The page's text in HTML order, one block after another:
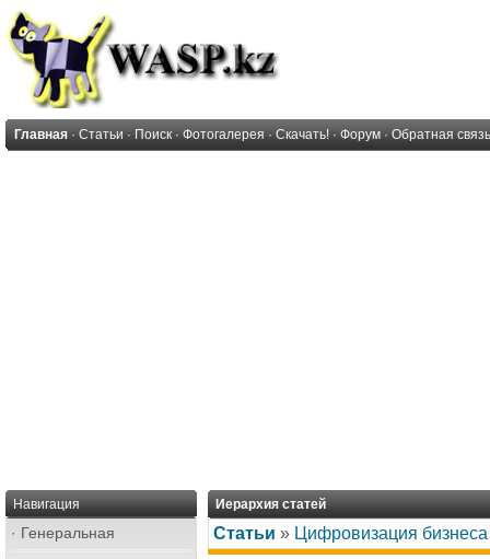
Главная · Статьи · Поиск · Фотогалерея · Скачать! · Форум · Обратная связь
Навигация
· Генеральная
Иерархия статей
Статьи » Цифровизация бизнеса